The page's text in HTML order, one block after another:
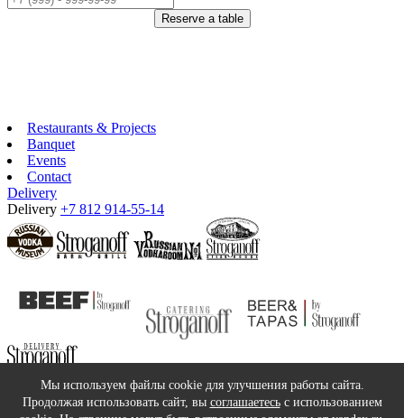
Reserve a table
Restaurants & Projects
Banquet
Events
Contact
Delivery
Delivery +7 812 914-55-14
©2018 Stroganoff Group
service@stroganoffgroup.ru
Privacy policy
Мы используем файлы cookie для улучшения работы сайта.
Продолжая использовать сайт, вы соглашаетесьс использованием